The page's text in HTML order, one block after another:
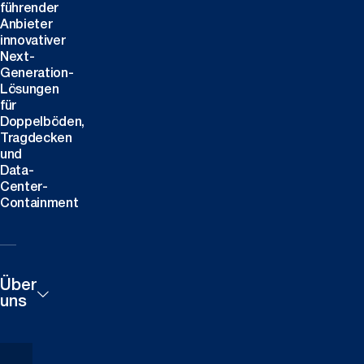
führender
Anbieter
innovativer
Next-
Generation-
Lösungen
für
Doppelböden,
Tragdecken
und
Data-
Center-
Containment
Über
uns